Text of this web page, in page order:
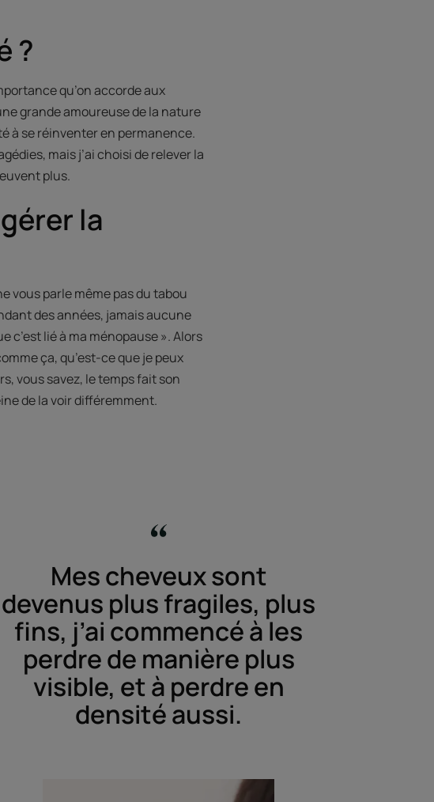
?
qu’on accorde aux
grande amoureuse de la nature
à se réinventer en permanence.
mais j’ai choisi de relever la
plus.
la
vous parle même pas du tabou
des années, jamais aucune
c’est lié à ma ménopause ». Alors
ça, qu’est-ce que je peux
vous savez, le temps fait son
de la voir différemment.
Mes cheveux sont
devenus plus fragiles, plus
fins, j’ai commencé à les
perdre de manière plus
visible, et à perdre en
densité aussi.